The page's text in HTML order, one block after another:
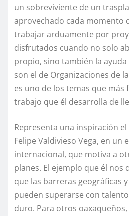
un sobreviviente de un
aprovechado cada momento
trabajar arduamente por
disfrutados cuando no solo
propio, sino también la
son el de Organizaciones de
es uno de los temas que más
trabajo que él desarrolla de
Representa una inspiración
Felipe Valdivieso Vega, en un
internacional, que motiva a
planes. El ejemplo que él nos
que las barreras geográficas
pueden superarse con
duro. Para otros